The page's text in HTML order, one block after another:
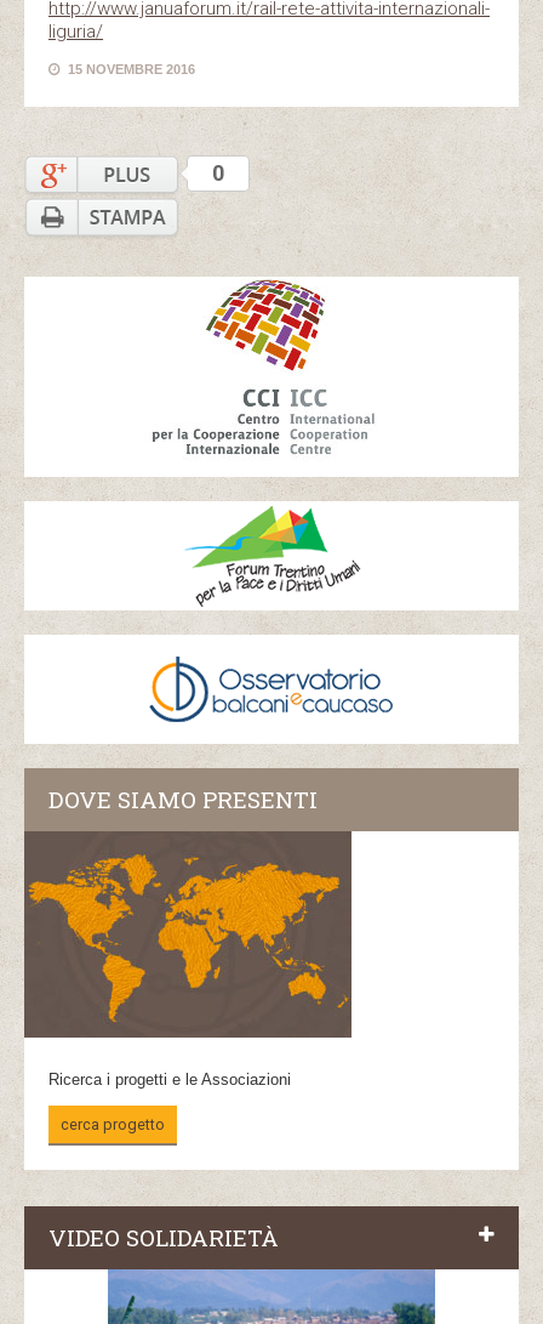
http://www.januaforum.it/rail-rete-attivita-internazionali-
liguria/
15 NOVEMBRE 2016
0
DOVE SIAMO PRESENTI
Ricerca i progetti e le Associazioni
cerca progetto
VIDEO SOLIDARIETÀ